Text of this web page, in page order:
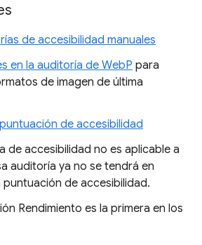
de accesibilidad manuales
en la auditoría de WebP para
de imagen de última
de accesibilidad
de accesibilidad no es aplicable a
auditoría ya no se tendrá en
de accesibilidad.
Rendimiento es la primera en los